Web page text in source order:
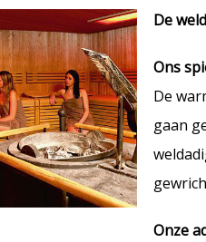
De
Ons
De
gaan
Onze